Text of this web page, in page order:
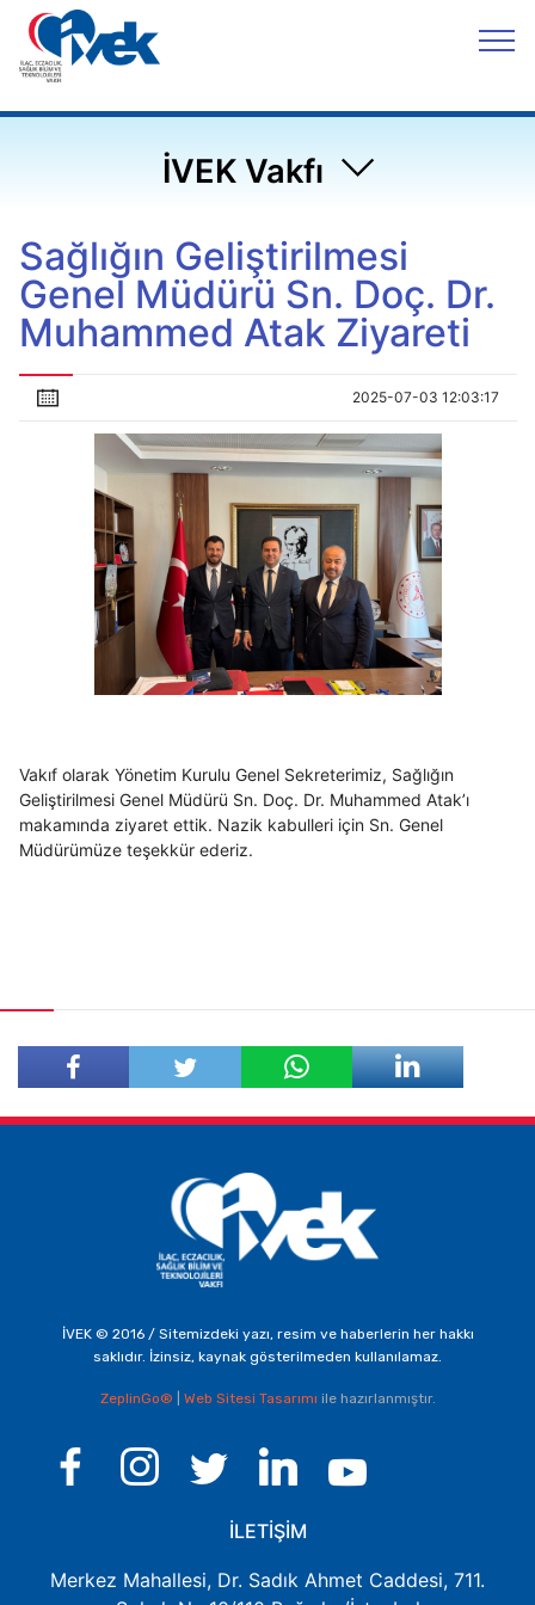
İVEK Vakfı
Sağlığın Geliştirilmesi
Genel Müdürü Sn. Doç. Dr.
Muhammed Atak Ziyareti
2025-07-03 12:03:17
Vakıf olarak Yönetim Kurulu Genel Sekreterimiz, Sağlığın
Geliştirilmesi Genel Müdürü Sn. Doç. Dr. Muhammed Atak’ı
makamında ziyaret ettik. Nazik kabulleri için Sn. Genel
Müdürümüze teşekkür ederiz.
İVEK © 2016 / Sitemizdeki yazı, resim ve haberlerin her hakkı
saklıdır. İzinsiz, kaynak gösterilmeden kullanılamaz.
ZeplinGo® Web Sitesi Tasarımı ile hazırlanmıştır.
İLETİŞİM
Merkez Mahallesi, Dr. Sadık Ahmet Caddesi, 711.